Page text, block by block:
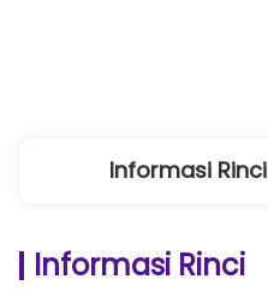
Informasi Rinci
Informasi Rinci